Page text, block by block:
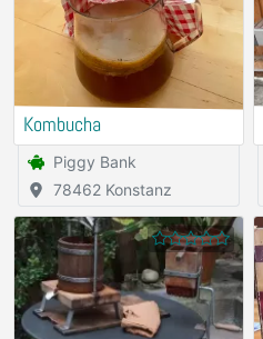
Kombucha
Piggy Bank
78462 Konstanz